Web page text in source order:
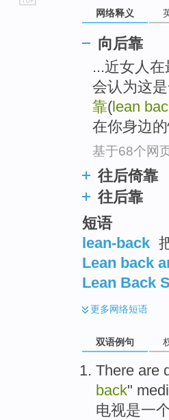
网络释义
向后靠
...近女人
会认为这
靠( lean
在你身边
基于68个网
往后倚靠
往后靠
短语
lean-back
Lean back
Lean Back
更多网络短语
双语例句
There are
back"
电视是一